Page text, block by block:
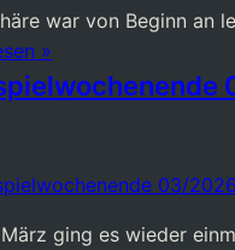
war von Beginn an
»
ging es wieder